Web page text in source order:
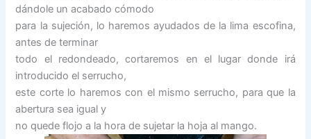
dándole un acabado cómodo
para la sujeción, lo haremos ayudados de la lima escofina,
antes de terminar
todo el redondeado, cortaremos en el lugar donde irá
introducido el serrucho,
este corte lo haremos con el mismo serrucho, para que la
abertura sea igual y
no quede flojo a la hora de sujetar la hoja al mango.